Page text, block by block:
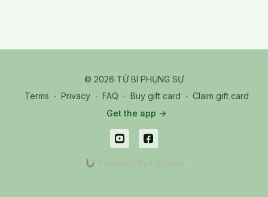
© 2026 TỪ BI PHỤNG SỰ
Terms ∙ Privacy ∙ FAQ ∙ Buy gift card ∙ Claim gift card
Get the app ->
Powered by Uscreen